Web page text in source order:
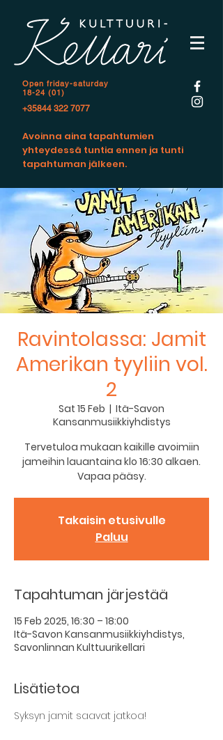
Open friday-saturday
18-24 (01)
+35844 322 7077
Avoinna aina tapahtumien
yhteydessä tuntia ennen ja tunti
tapahtuman jälkeen.
Ravintolassa: Jamit
Amerikan tyyliin vol.
2
Sat 15 Feb
  |
Itä-Savon
Kansanmusiikkiyhdistys
Tervetuloa mukaan kaikille avoimiin
jameihin lauantaina klo 16:30 alkaen.
Vapaa pääsy.
Takaisin etusivulle
Paluu
Tapahtuman järjestää
15 Feb 2025, 16:30 – 18:00
Itä-Savon Kansanmusiikkiyhdistys,
Savonlinnan Kulttuurikellari
Lisätietoa
Syksyn jamit saavat jatkoa!